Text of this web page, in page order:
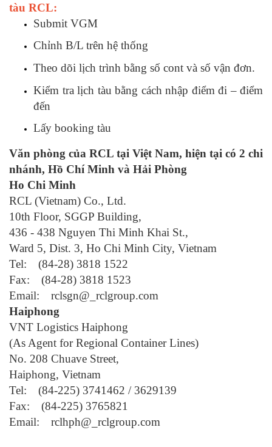
tàu RCL:
Submit VGM
Chỉnh B/L trên hệ thống
Theo dõi lịch trình bằng số cont và số vận đơn.
Kiểm tra lịch tàu bằng cách nhập điểm đi – điểm
đến
Lấy booking tàu
Văn phòng của RCL tại Việt Nam, hiện tại có 2 chi
nhánh, Hồ Chí Minh và Hải Phòng
Ho Chi Minh
RCL (Vietnam) Co., Ltd.
10th Floor, SGGP Building,
436 - 438 Nguyen Thi Minh Khai St.,
Ward 5, Dist. 3, Ho Chi Minh City, Vietnam
Tel: (84-28) 3818 1522
Fax: (84-28) 3818 1523
Email: rclsgn@_rclgroup.com
Haiphong
VNT Logistics Haiphong
(As Agent for Regional Container Lines)
No. 208 Chuave Street,
Haiphong, Vietnam
Tel: (84-225) 3741462 / 3629139
Fax: (84-225) 3765821
Email: rclhph@_rclgroup.com